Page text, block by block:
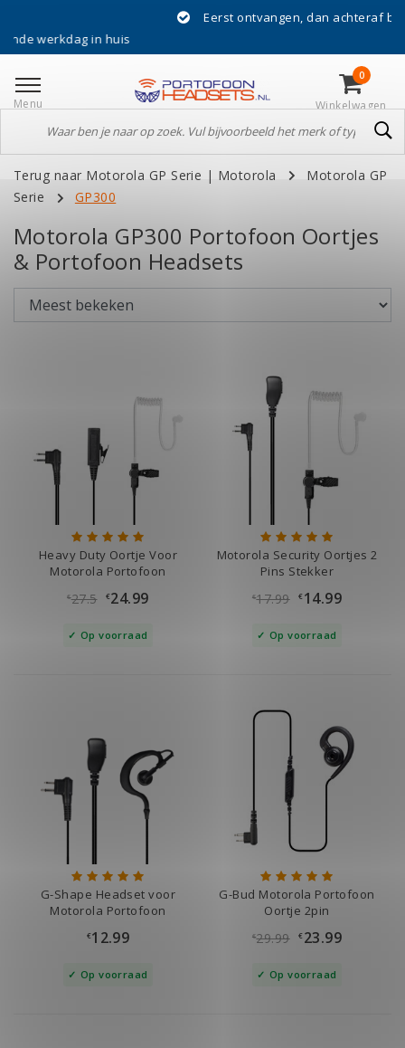
in huis
Eerst ontvangen, dan achteraf betalen met
Menu
0
Winkelwagen
Terug naar Motorola GP Serie | Motorola
Motorola GP
Serie
GP300
Motorola GP300 Portofoon Oortjes
& Portofoon Headsets
Heavy Duty Oortje Voor
Motorola Portofoon
€27.5 €24.99
Op voorraad
Motorola Security Oortjes 2
Pins Stekker
€17.99 €14.99
Op voorraad
G-Shape Headset voor
Motorola Portofoon
€12.99
Op voorraad
G-Bud Motorola Portofoon
Oortje 2pin
€29.99 €23.99
Op voorraad